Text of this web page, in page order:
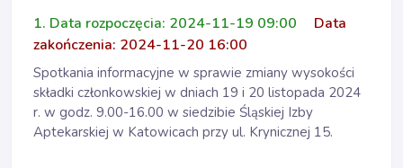
1. Data rozpoczęcia: 2024-11-19 09:00
Data
zakończenia: 2024-11-20 16:00
Spotkania informacyjne w sprawie zmiany wysokości
składki członkowskiej w dniach 19 i 20 listopada 2024
r. w godz. 9.00-16.00 w siedzibie Śląskiej Izby
Aptekarskiej w Katowicach przy ul. Krynicznej 15.